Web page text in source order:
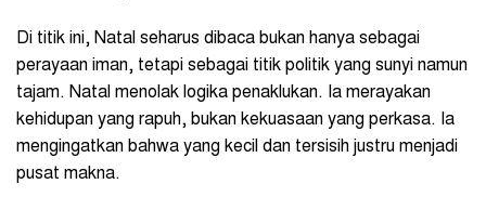
Di titik ini, Natal seharus dibaca bukan hanya sebagai
perayaan iman, tetapi sebagai titik politik yang sunyi namun
tajam. Natal menolak logika penaklukan. Ia merayakan
kehidupan yang rapuh, bukan kekuasaan yang perkasa. Ia
mengingatkan bahwa yang kecil dan tersisih justru menjadi
pusat makna.